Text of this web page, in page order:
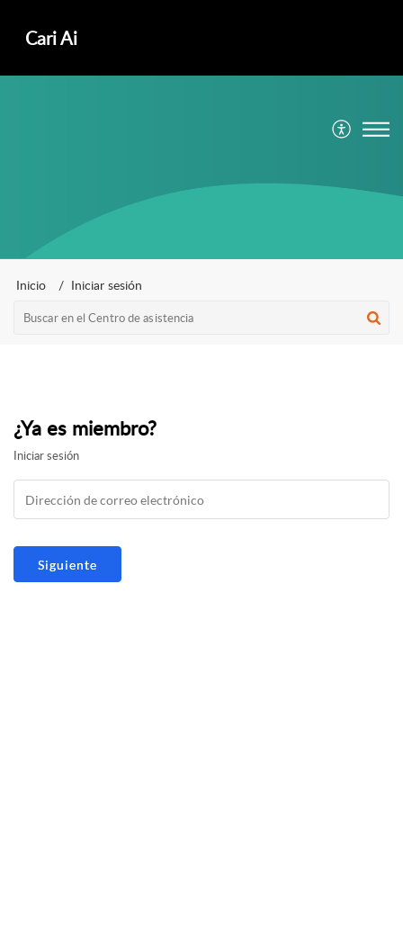
ㅤCari Ai
Inicio Iniciar sesión
¿Ya es miembro?
Iniciar sesión